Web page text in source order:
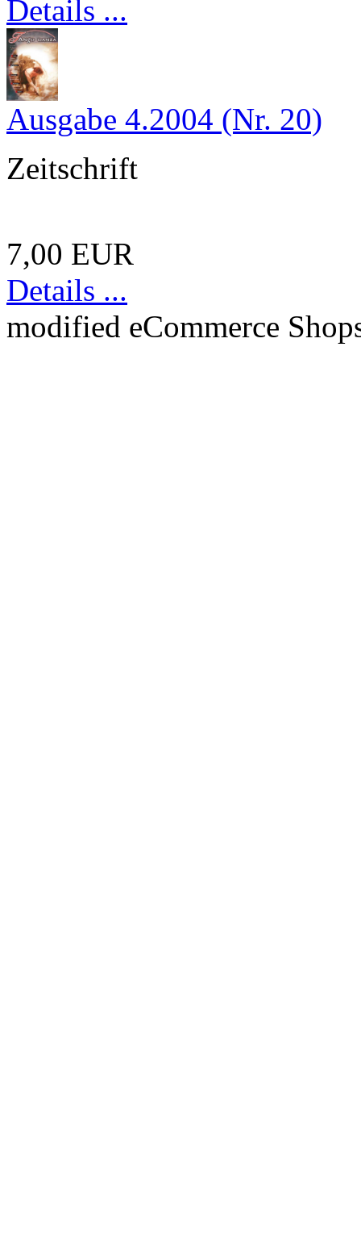
Details ...
Ausgabe 4.2004 (Nr. 20)
Zeitschrift
7,00 EUR
Details ...
modified eCommerce